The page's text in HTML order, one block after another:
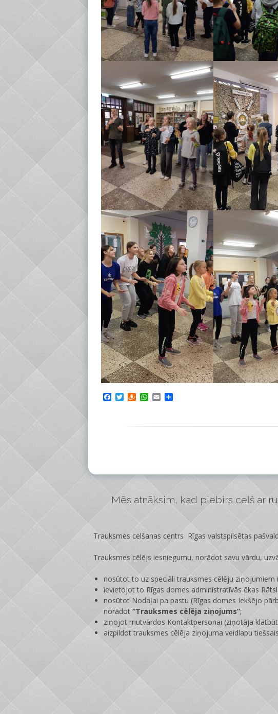
Facebook
TwitterDraugiem
WhatsApp
Email
Mēs atnāksim, kad piebirs ceļš ar
Trauksmes celšanas centrs Rīgas valstspilsētas
Trauksmes cēlējs iesniegumu, norādot savu vārdu,
nosūtot to uz speciāli trauksmes cēlēju ziņojumiem
ievietojot to Rīgas domes administratīvās ēkas
nosūtot Nodaļai pa pastu (Rīgas domes Iekšējo
norādot “Trauksmes cēlēja ziņojums”;
ziņojot mutvārdos Kontaktpersonai (ziņotāja
aizpildot trauksmes cēlēja ziņojuma veidlapu